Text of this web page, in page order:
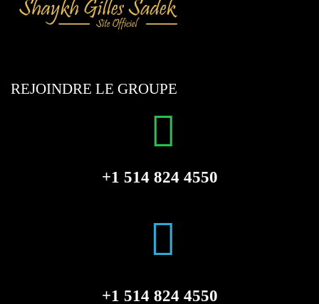
REJOINDRE LE GROUPE
+1 514 824 4550
+1 514 824 4550